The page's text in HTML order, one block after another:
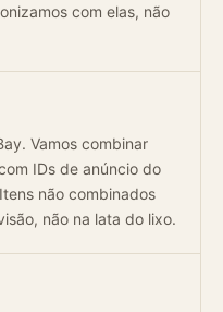
com elas, não
Vamos combinar
IDs de anúncio do
não combinados
não na lata do lixo.